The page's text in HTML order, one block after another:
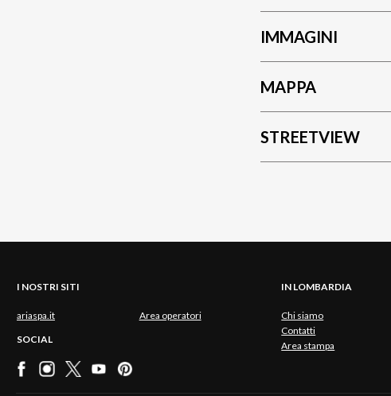
IMMAGINI
MAPPA
STREETVIEW
I NOSTRI SITI
ariaspa.it Area operatori
SOCIAL
IN LOMBARDIA
Chi siamo
Contatti
Area stampa